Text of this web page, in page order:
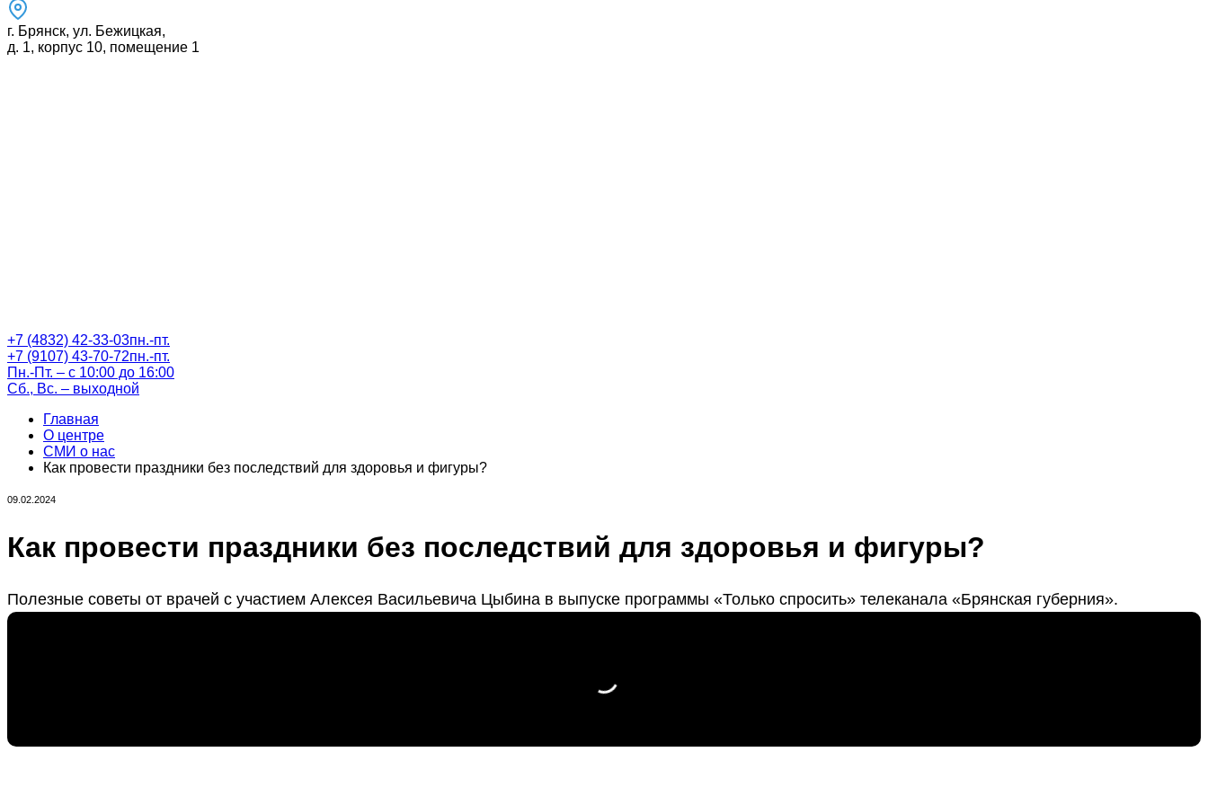
г. Брянск, ул. Бежицкая,
д. 1, корпус 10, помещение 1
+7 (4832) 42-33-03пн.-пт.
+7 (9107) 43-70-72пн.-пт.
Пн.-Пт. – с 10:00 до 16:00
Сб., Вс. – выходной
Главная
О центре
СМИ о нас
Как провести праздники без последствий для здоровья и фигуры?
09.02.2024
Как провести праздники без последствий для здоровья и фигуры?
Полезные советы от врачей с участием Алексея Васильевича Цыбина в выпуске программы «Только спросить» телеканала «Брянская губерния».